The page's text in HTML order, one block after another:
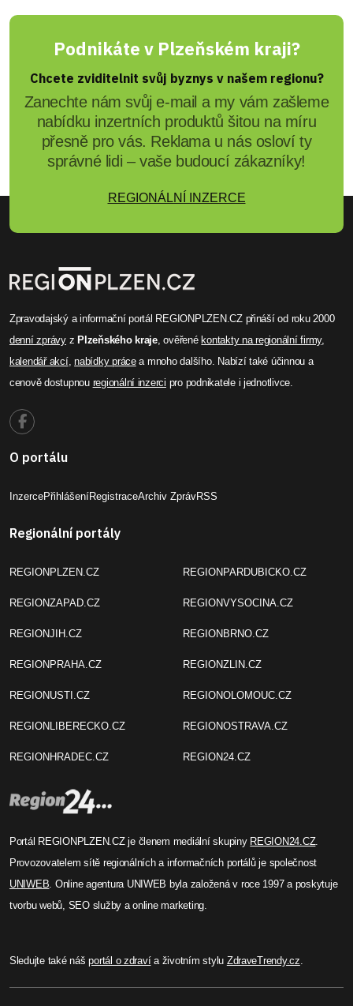
Podnikáte v Plzeňském kraji?
Chcete zviditelnit svůj byznys v našem regionu?
Zanechte nám svůj e-mail a my vám zašleme
nabídku inzertních produktů šitou na míru
přesně pro vás. Reklama u nás osloví ty
správné lidi – vaše budoucí zákazníky!
REGIONÁLNÍ INZERCE
Zpravodajský a informační portál REGIONPLZEN.CZ přináší od roku 2000
denní zprávyz Plzeňského kraje, ověřené kontakty na regionální firmy,
kalendář akcí,nabídky prácea mnoho dalšího. Nabízí také účinnou a
cenově dostupnou regionální inzerci pro podnikatele i jednotlivce.
O portálu
InzercePřihlášeníRegistraceArchiv ZprávRSS
Regionální portály
REGIONPLZEN.CZ
REGIONZAPAD.CZ
REGIONJIH.CZ
REGIONPRAHA.CZ
REGIONUSTI.CZ
REGIONLIBERECKO.CZ
REGIONHRADEC.CZ
REGIONPARDUBICKO.CZ
REGIONVYSOCINA.CZ
REGIONBRNO.CZ
REGIONZLIN.CZ
REGIONOLOMOUC.CZ
REGIONOSTRAVA.CZ
REGION24.CZ
Portál REGIONPLZEN.CZ je členem mediální skupiny REGION24.CZ.
Provozovatelem sítě regionálních a informačních portálů je společnost
UNIWEB. Online agentura UNIWEB byla založená v roce 1997 a poskytuje
tvorbu webů, SEO služby a online marketing.
Sledujte také nášportál o zdravía životním stylu ZdraveTrendy.cz.